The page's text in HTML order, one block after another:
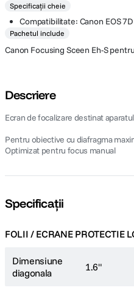
Specificații cheie
Compatibilitate: Canon EOS
Pachetul include
Canon Focusing Sceen Eh-S
Descriere
Ecran de focalizare destinat
Pentru obiective cu diafragma
Optimizat pentru focus manual
Specificații
FOLII / ECRANE PROTECTIE
Dimensiune
diagonala
1.6"